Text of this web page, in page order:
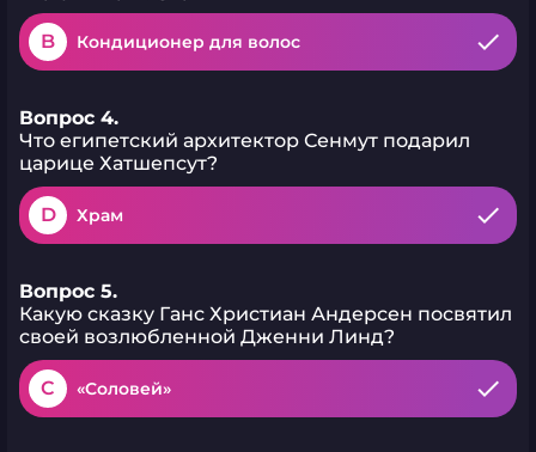
B Кондиционер для волос
Вопрос 4.
Что египетский архитектор Сенмут подарил
царице Хатшепсут?
D Храм
Вопрос 5.
Какую сказку Ганс Христиан Андерсен посвятил
своей возлюбленной Дженни Линд?
C «Соловей»